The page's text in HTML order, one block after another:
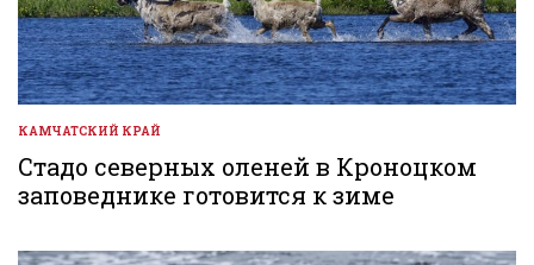
ОПУБЛИКОВАНО
В
КАМЧАТСКИЙ КРАЙ
Стадо северных оленей в Кроноцком
заповеднике готовится к зиме